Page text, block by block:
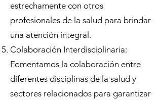
estrechamente con otros
profesionales de la salud para brindar
una atención integral.
Colaboración Interdisciplinaria:
Fomentamos la colaboración entre
diferentes disciplinas de la salud y
sectores relacionados para garantizar